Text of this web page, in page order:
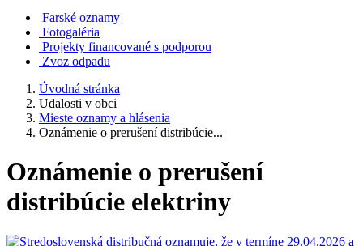
Farské oznamy
Fotogaléria
Projekty financované s podporou
Zvoz odpadu
Úvodná stránka
Udalosti v obci
Mieste oznamy a hlásenia
Oznámenie o prerušení distribúcie...
Oznámenie o prerušení
distribúcie elektriny